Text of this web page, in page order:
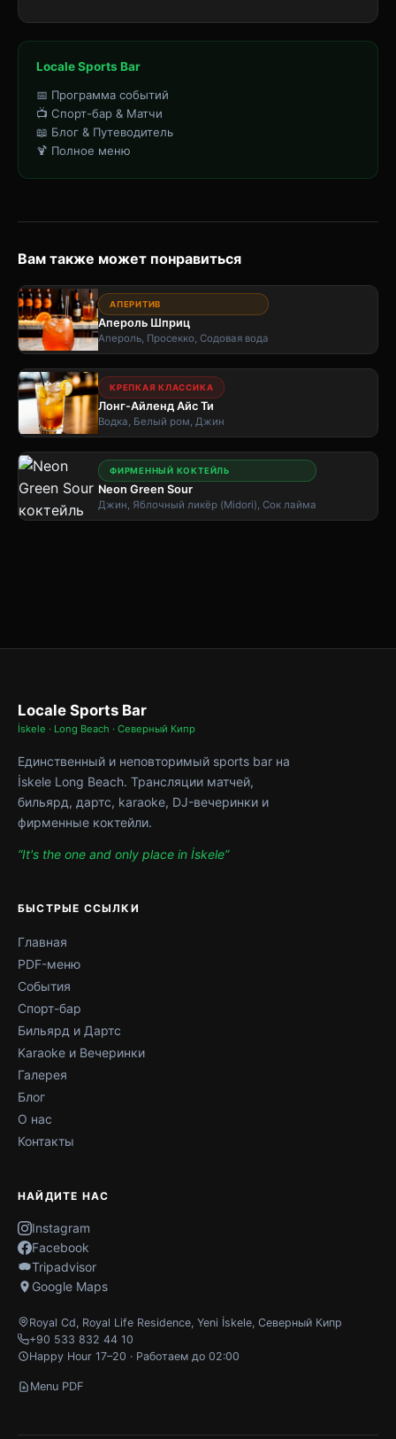
Locale Sports Bar
📅 Программа событий
📺 Спорт-бар & Матчи
📖 Блог & Путеводитель
🍹 Полное меню
Вам также может понравиться
АПЕРИТИВ
Апероль Шприц
Апероль, Просекко, Содовая вода
КРЕПКАЯ КЛАССИКА
Лонг-Айленд Айс Ти
Водка, Белый ром, Джин
ФИРМЕННЫЙ КОКТЕЙЛЬ
Neon Green Sour
Джин, Яблочный ликёр (Midori), Сок лайма
Locale Sports Bar
İskele · Long Beach · Северный Кипр
Единственный и неповторимый sports bar на
İskele Long Beach. Трансляции матчей,
бильярд, дартс, karaoke, DJ-вечеринки и
фирменные коктейли.
“It's the one and only place in İskele”
БЫСТРЫЕ ССЫЛКИ
Главная
PDF-меню
События
Спорт-бар
Бильярд и Дартс
Karaoke и Вечеринки
Галерея
Блог
О нас
Контакты
НАЙДИТЕ НАС
Instagram
Facebook
Tripadvisor
Google Maps
Royal Cd, Royal Life Residence, Yeni İskele, Северный Кипр
+90 533 832 44 10
Happy Hour 17–20 · Работаем до 02:00
Menu PDF